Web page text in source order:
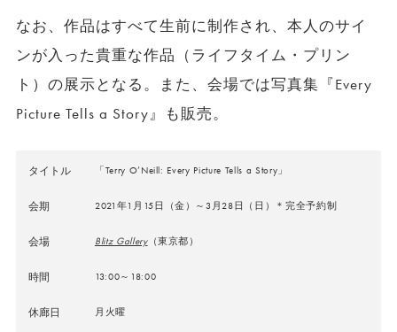
なお、作品はすべて生前に制作され、本人のサイ
ンが入った貴重な作品（ライフタイム・プリン
ト）の展示となる。また、会場では写真集『Every
Picture Tells a Story』も販売。
タイトル 「Terry O’Neill: Every Picture Tells a Story」
会期 2021年1月15日（金）～3月28日（日）＊完全予約制
会場 Blitz Gallery（東京都）
時間 13:00～18:00
休廊日 月火曜